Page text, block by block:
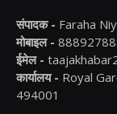
संपादक - Faraha
मोबाइल -
ईमेल -
कार्यालय - Royal
494001